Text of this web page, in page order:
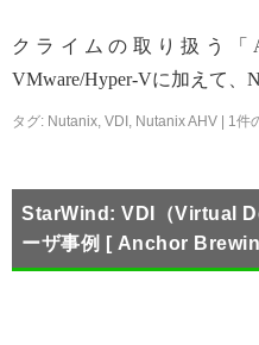
クライムの取り扱う「
VMware/Hyper-Vに加えて
タグ: Nutanix, VDI , Nutanix AHV 1件
StarWind: VDI（Virtual
ーザ事例 [ Anchor